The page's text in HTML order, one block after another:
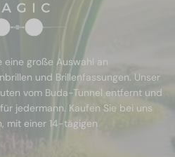
eine große Auswahl an
und Brillenfassungen. Unser
vom Buda-Tunnel entfernt und
jedermann. Kaufen Sie bei uns
mit einer 14-tägigen